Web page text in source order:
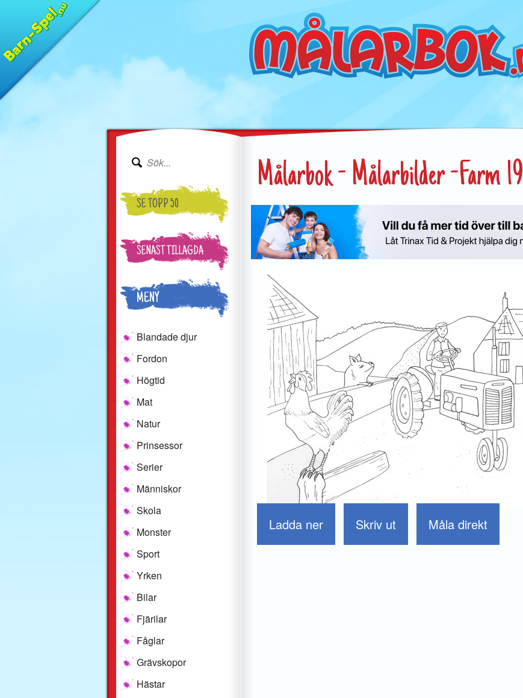
SE TOPP 50
SENAST TILLAGDA
MENY
Blandade djur
Fordon
Högtid
Mat
Natur
Prinsessor
Serier
Människor
Skola
Monster
Sport
Yrken
Bilar
Fjärilar
Fåglar
Grävskopor
Hästar
Målarbok - Målarbilder -Farm 19
Ladda ner Skriv ut Måla direkt